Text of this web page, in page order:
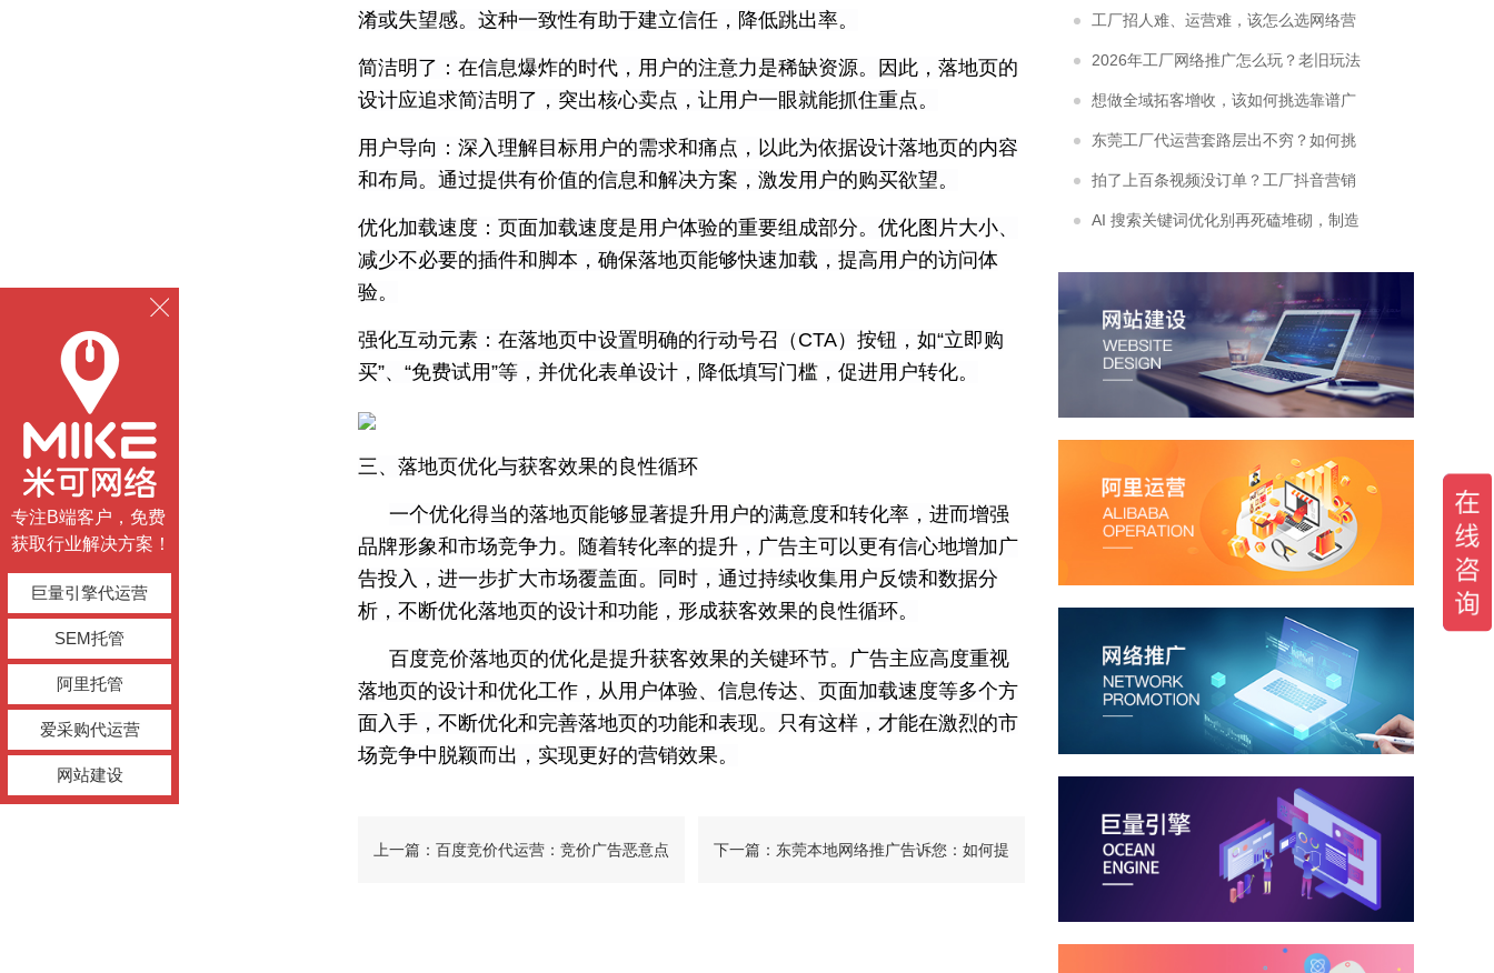
淆或失望感。这种一致性有助于建立信任，降低跳出率。
简洁明了：在信息爆炸的时代，用户的注意力是稀缺资源。因此，落地页的
设计应追求简洁明了，突出核心卖点，让用户一眼就能抓住重点。
用户导向：深入理解目标用户的需求和痛点，以此为依据设计落地页的内容
和布局。通过提供有价值的信息和解决方案，激发用户的购买欲望。
优化加载速度：页面加载速度是用户体验的重要组成部分。优化图片大小、
减少不必要的插件和脚本，确保落地页能够快速加载，提高用户的访问体
验。
强化互动元素：在落地页中设置明确的行动号召（CTA）按钮，如“立即购
买”、“免费试用”等，并优化表单设计，降低填写门槛，促进用户转化。
三、落地页优化与获客效果的良性循环
一个优化得当的落地页能够显著提升用户的满意度和转化率，进而增强
品牌形象和市场竞争力。随着转化率的提升，广告主可以更有信心地增加广
告投入，进一步扩大市场覆盖面。同时，通过持续收集用户反馈和数据分
析，不断优化落地页的设计和功能，形成获客效果的良性循环。
百度竞价落地页的优化是提升获客效果的关键环节。广告主应高度重视
落地页的设计和优化工作，从用户体验、信息传达、页面加载速度等多个方
面入手，不断优化和完善落地页的功能和表现。只有这样，才能在激烈的市
场竞争中脱颖而出，实现更好的营销效果。
上一篇：百度竞价代运营：竞价广告恶意点 下一篇：东莞本地网络推广告诉您：如何提
排名，抢占采购商主动搜索流量
工厂招人难、运营难，该怎么选网络营
销代运营外包公司？
2026年工厂网络推广怎么玩？老旧玩法
为什么彻底没效果了？
想做全域拓客增收，该如何挑选靠谱广
东网络推广公司？
东莞工厂代运营套路层出不穷？如何挑
选靠谱东莞抖音代运营公司不被割韭菜
拍了上百条视频没订单？工厂抖音营销
推广怎么做才能跳出自嗨式流量陷阱
AI 搜索关键词优化别再死磕堆砌，制造
专注B端客户，免费
获取行业解决方案！
巨量引擎代运营
SEM托管
阿里托管
爱采购代运营
网站建设